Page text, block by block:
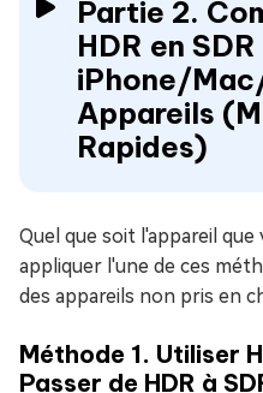
Partie 2.
HDR en
iPhone/
Appareils
Rapides)
Quel que soit l'appareil
appliquer l'une de ces
des appareils non pris en
Méthode 1. Utiliser
Passer de HDR à